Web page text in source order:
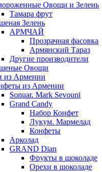
Овощи и Зелень
Тамара фрут
Зелень
АРМЧАЙ
Прозрачная фасовка
Армянский Тараз
Другие производители
Овощи
из Армении
из Армении
Sonuar. Mark Sevouni
Grand Candy
Набор Конфет
Лукум. Мармелад
Конфеты
Арколад
GRAND Dian
Фрукты в шоколаде
Орехи в шоколаде